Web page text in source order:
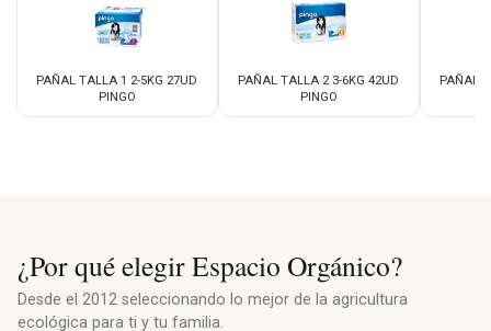
PAÑAL TALLA 1 2-5KG 27UD
PINGO
PAÑAL TALLA 2 3-6KG 42UD
PINGO
PAÑAL
¿Por qué elegir Espacio Orgánico?
Desde el 2012 seleccionando lo mejor de la agricultura
ecológica para ti y tu familia.